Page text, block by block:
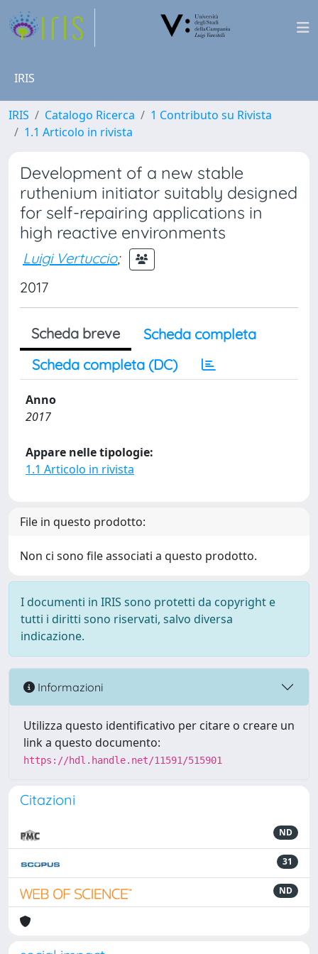
IRIS
IRIS Catalogo Ricerca
1 Contributo su Rivista
1.1 Articolo in rivista
Development of a new stable
ruthenium initiator suitably designed
for self-repairing applications in
high reactive environments
Luigi Vertuccio;
2017
Scheda breve
Scheda completa
Scheda completa (DC)
Anno
2017
Appare nelle tipologie:
1.1 Articolo in rivista
File in questo prodotto:
Non ci sono file associati a questo prodotto.
I documenti in IRIS sono protetti da copyright e
tutti i diritti sono riservati, salvo diversa
indicazione.
Informazioni
Utilizza questo identificativo per citare o creare un
link a questo documento:
https://hdl.handle.net/11591/515901
Citazioni
ND
31
ND